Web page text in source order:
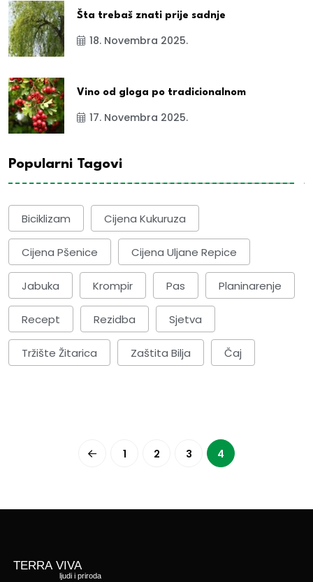
Šta trebaš znati prije sadnje
18. Novembra 2025.
Vino od gloga po tradicionalnom
17. Novembra 2025.
Popularni Tagovi
Biciklizam Cijena Kukuruza
Cijena Pšenice Cijena Uljane Repice
Jabuka Krompir Pas Planinarenje
Recept Rezidba Sjetva
Tržište Žitarica Zaštita Bilja Čaj
1 2 3 4